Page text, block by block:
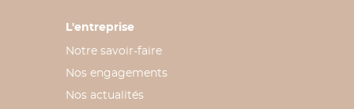
L'entreprise
Notre savoir-faire
Nos engagements
Nos actualités